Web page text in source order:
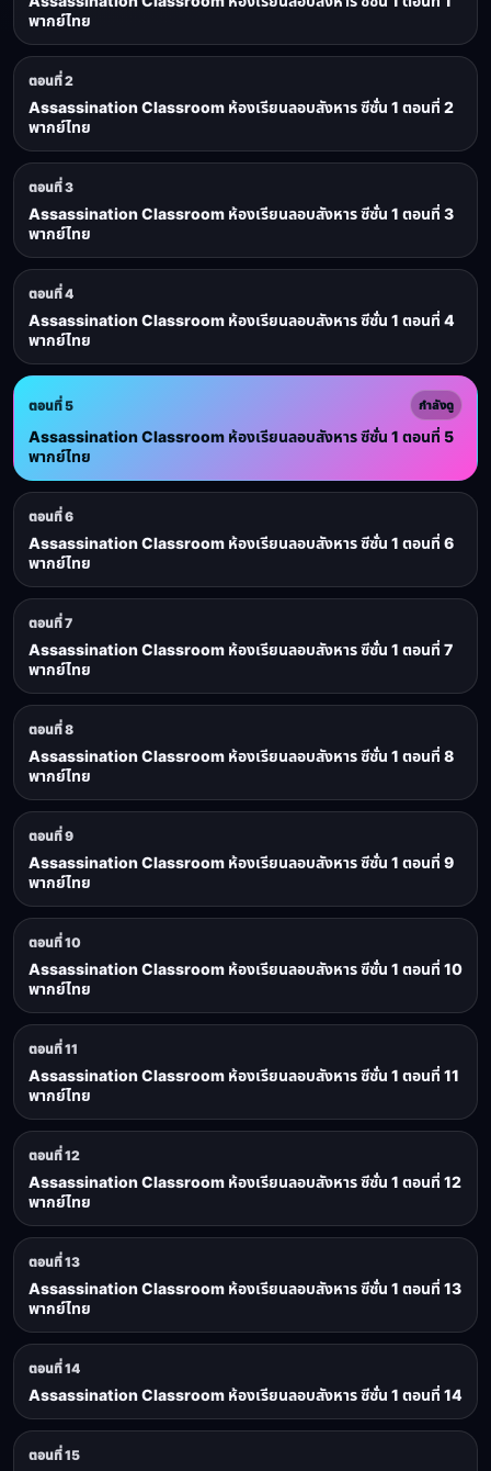
พากย์ไทย
ตอนที่ 2
Assassination Classroom ห้องเรียนลอบสังหาร ซีซั่น 1 ตอนที่ 2
พากย์ไทย
ตอนที่ 3
Assassination Classroom ห้องเรียนลอบสังหาร ซีซั่น 1 ตอนที่ 3
พากย์ไทย
ตอนที่ 4
Assassination Classroom ห้องเรียนลอบสังหาร ซีซั่น 1 ตอนที่ 4
พากย์ไทย
ตอนที่ 5 กำลังดู
Assassination Classroom ห้องเรียนลอบสังหาร ซีซั่น 1 ตอนที่ 5
พากย์ไทย
ตอนที่ 6
Assassination Classroom ห้องเรียนลอบสังหาร ซีซั่น 1 ตอนที่ 6
พากย์ไทย
ตอนที่ 7
Assassination Classroom ห้องเรียนลอบสังหาร ซีซั่น 1 ตอนที่ 7
พากย์ไทย
ตอนที่ 8
Assassination Classroom ห้องเรียนลอบสังหาร ซีซั่น 1 ตอนที่ 8
พากย์ไทย
ตอนที่ 9
Assassination Classroom ห้องเรียนลอบสังหาร ซีซั่น 1 ตอนที่ 9
พากย์ไทย
ตอนที่ 10
Assassination Classroom ห้องเรียนลอบสังหาร ซีซั่น 1 ตอนที่ 10
พากย์ไทย
ตอนที่ 11
Assassination Classroom ห้องเรียนลอบสังหาร ซีซั่น 1 ตอนที่ 11
พากย์ไทย
ตอนที่ 12
Assassination Classroom ห้องเรียนลอบสังหาร ซีซั่น 1 ตอนที่ 12
พากย์ไทย
ตอนที่ 13
Assassination Classroom ห้องเรียนลอบสังหาร ซีซั่น 1 ตอนที่ 13
พากย์ไทย
ตอนที่ 14
Assassination Classroom ห้องเรียนลอบสังหาร ซีซั่น 1 ตอนที่ 14
ตอนที่ 15